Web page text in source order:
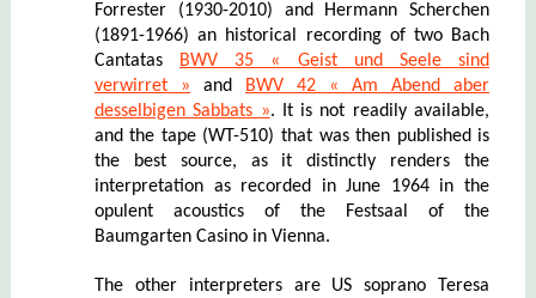
Forrester (1930-2010) and Hermann Scherchen
(1891-1966) an historical recording of two Bach
Cantatas BWV 35 « Geist und Seele sind
verwirret » and BWV 42 « Am Abend aber
desselbigen Sabbats ». It is not readily available,
and the tape (WT-510) that was then published is
the best source, as it distinctly renders the
interpretation as recorded in June 1964 in the
opulent acoustics of the Festsaal of the
Baumgarten Casino in Vienna.
The other interpreters are US soprano Teresa